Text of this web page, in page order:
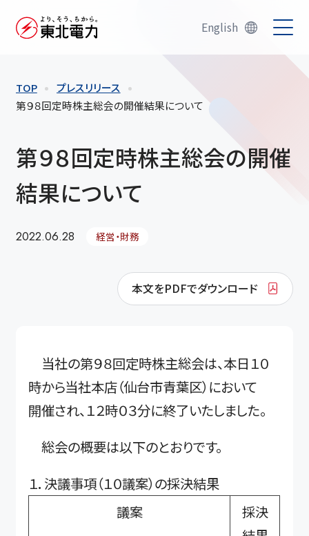
English
TOP
プレスリリース
第９８回定時株主総会の開催結果について
第９８回定時株主総会の開催
結果について
2022.06.28 経営・財務
本文をPDFでダウンロード
当社の第９８回定時株主総会は、本日１０
時から当社本店（仙台市青葉区）において
開催され、１２時０３分に終了いたしました。
総会の概要は以下のとおりです。
１．決議事項（１０議案）の採決結果
議案
採決